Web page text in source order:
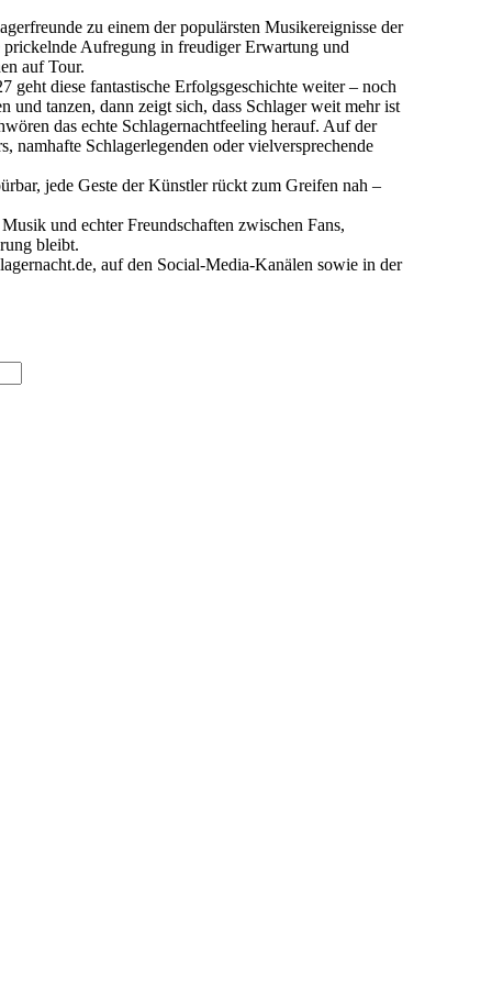
zu einem der populärsten Musikereignisse der
prickelnde Aufregung in freudiger Erwartung und
auf Tour.
geht diese fantastische Erfolgsgeschichte weiter – noch
und tanzen, dann zeigt sich, dass Schlager weit mehr ist
das echte Schlagernachtfeeling herauf. Auf der
namhafte Schlagerlegenden oder vielversprechende
jede Geste der Künstler rückt zum Greifen nah –
und echter Freundschaften zwischen Fans,
bleibt.
auf den Social-Media-Kanälen sowie in der